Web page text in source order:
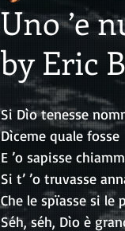
Uno ’e
by Eric
Si Dìo tenesse
Dìceme quale fosse
E ’o sapisse
Si t’ ’o truvasse
Che le spïasse si le
Séh, séh, Dìo è